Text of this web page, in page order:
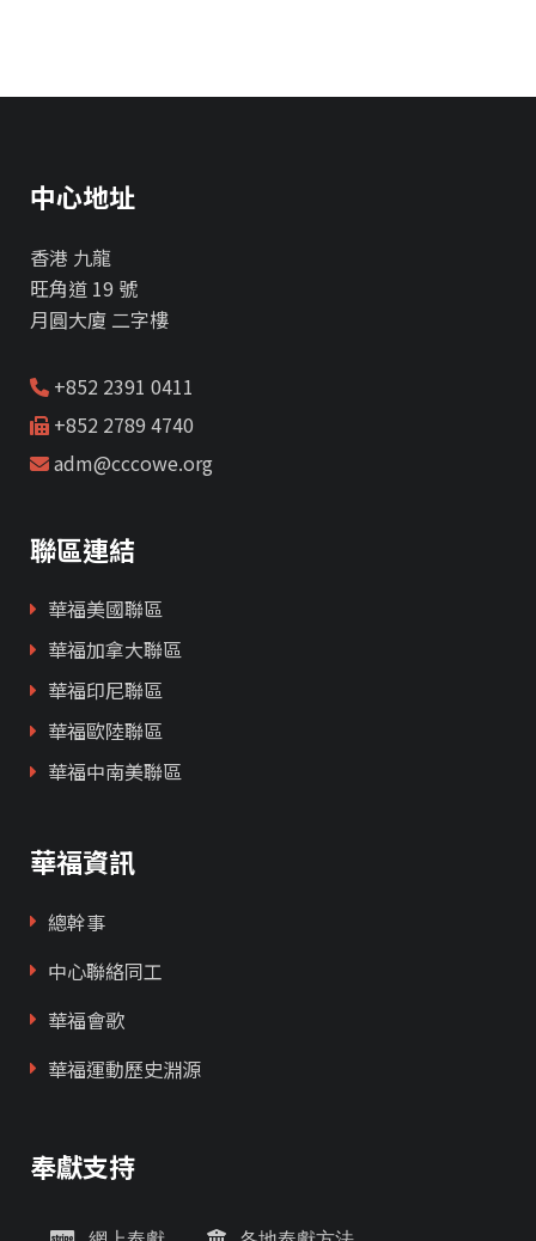
中心地址
香港 九龍
旺角道 19 號
月圓大廈 二字樓
+852 2391 0411
+852 2789 4740
adm@cccowe.org
聯區連結
華福美國聯區
華福加拿大聯區
華福印尼聯區
華福歐陸聯區
華福中南美聯區
華福資訊
總幹事
中心聯絡同工
華福會歌
華福運動歷史淵源
奉獻支持